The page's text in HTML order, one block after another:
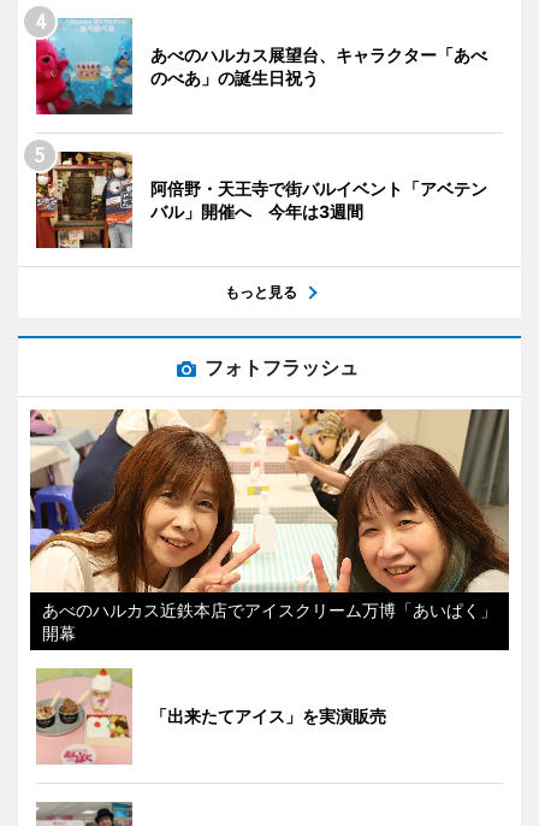
あべのハルカス展望台、キャラクター「あべ
のべあ」の誕生日祝う
阿倍野・天王寺で街バルイベント「アベテン
バル」開催へ 今年は3週間
もっと見る
フォトフラッシュ
あべのハルカス近鉄本店でアイスクリーム万博「あいぱく」
開幕
「出来たてアイス」を実演販売